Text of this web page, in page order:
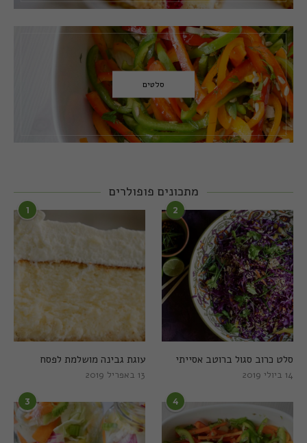
סלטים
מתכונים פופולרים
1
עוגת גבינה מושלמת לפסח
13 באפריל 2019
2
סלט כרוב סגול ברוטב אסייתי
14 ביולי 2019
3 4